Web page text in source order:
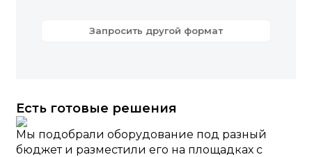
Запросить другой формат
Есть готовые решения
Мы подобрали оборудование под разный
бюджет и разместили его на площадках с